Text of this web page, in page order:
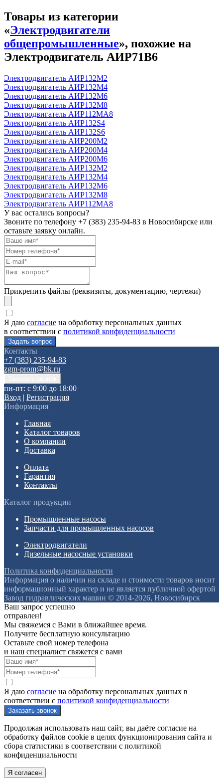
Товары из категории
«Электродвигатели
общепромышленные», похожие на
Электродвигатель АИР71В6
Электродвигатель АИР132М2
Электродвигатель АИР132М4
Электродвигатель АИР132М6
Электродвигатель АИР132М8
Электродвигатель АИР112МА8
Электродвигатель АИР132S4
Электродвигатель АИР132S6
Электродвигатель АИР200М2
Электродвигатель АИР200М4
Электродвигатель АИР200М6
Электродвигатель АИР132М2
Электродвигатель АИР132М4
Электродвигатель АИР132М6
Электродвигатель АИР132М8
Электродвигатель АИР112МА8
У вас остались вопросы?
Звоните по телефону +7 (383) 235-94-83 в Новосибирске или
оставьте заявку онлайн.
Прикрепить файлы (реквизиты, документацию, чертежи)
Я даю согласие на обработку персональных данных
в соответствии с политикой конфиденциальности
Контакты
+7 (383) 235-94-83
zgm-prom@bk.ru
пн-пт: с 9:00 до 18:00
Вход | Регистрация
Информация
Главная
Каталог товаров
О компании
Доставка
Оплата
Гарантия
Контакты
Каталог продукции
Промышленные насосы
Запчасти для промышленных насосов
Электродвигатели
Дизельные насосные установки
Политика конфиденциальности
Информация о наличии на складе и стоимости товаров носит
информационный характер и не является публичной офертой
Завод гидравлических машин © 2014-2026, Новосибирск
Ваш запрос успешно
отправлен!
Мы свяжемся с Вами в ближайшее время.
Получите бесплатную консультацию
Оставьте свой номер телефона
и наш специалист свяжется с вами
Я даю согласие на обработку персональных данных в
соответствии с политикой конфиденциальности
Продолжая использовать наш сайт, вы даёте согласие на
обработку файлов cookie в целях функционирования сайта и
сбора статистики в соответствии с политикой
конфиденциальности
Я согласен